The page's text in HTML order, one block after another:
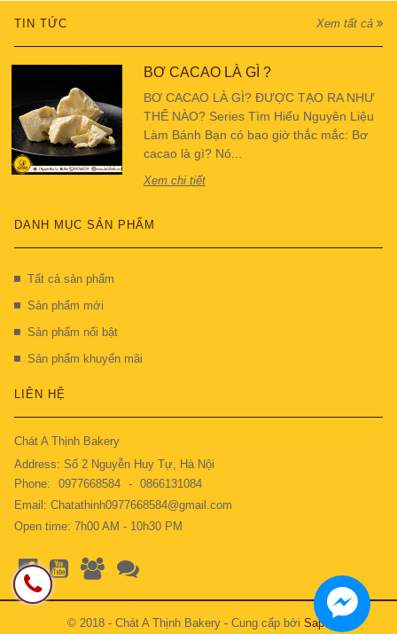
TIN TỨC Xem tất cả
BƠ CACAO LÀ GÌ ?
BƠ CACAO LÀ GÌ? ĐƯỢC TẠO RA NHƯ
THẾ NÀO? Series Tìm Hiểu Nguyên Liệu
Làm Bánh Bạn có bao giờ thắc mắc: Bơ
cacao là gì? Nó...
Xem chi tiết
DANH MỤC SẢN PHẨM
Tất cả sản phẩm
Sản phẩm mới
Sản phẩm nổi bật
Sản phẩm khuyến mãi
LIÊN HỆ
Chát A Thịnh Bakery
Address: Số 2 Nguyễn Huy Tự, Hà Nội
Phone:
0977668584 -
0866131084
Email: Chatathinh0977668584@gmail.com
Open time: 7h00 AM - 10h30 PM
© 2018 - Chát A Thịnh Bakery - Cung cấp bởi Sapo